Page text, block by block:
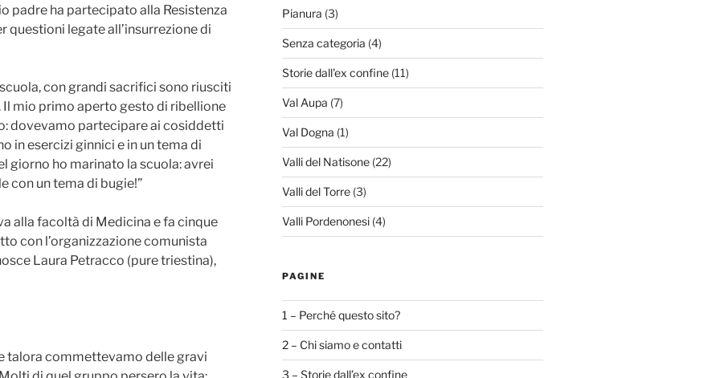
padre ha partecipato alla Resistenza
questioni legate all’insurrezione di
con grandi sacrifici sono riusciti
Il mio primo aperto gesto di ribellione
dovevamo partecipare ai cosiddetti
in esercizi ginnici e in un tema di
giorno ho marinato la scuola: avrei
con un tema di bugie!”
alla facoltà di Medicina e fa cinque
con l’organizzazione comunista
Laura Petracco (pure triestina),
talora commettevamo delle gravi
Pianura (3)
Senza categoria (4)
Storie dall'ex confine(11)
Val Aupa (7)
Val Dogna (1)
Valli del Natisone(22)
Valli del Torre(3)
Valli Pordenonesi(4)
PAGINE
1 – Perché questo sito?
2 – Chi siamo e contatti
3 – Storie dall’ex confine